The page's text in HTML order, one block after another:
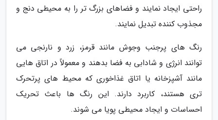
راحتی ایجاد نمایند و فضاهای بزرگ تر را به محیطی دنج و
مجذوب کننده تبدیل نمایند.
رنگ های پرجنب وجوش مانند قرمز، زرد و نارنجی می
توانند انرژی و شادابی به فضا بدهند و معمولاً در اتاق هایی
مانند آشپزخانه یا اتاق غذاخوری که محیط های پرتحرک
تری هستند، کاربرد دارند. این رنگ ها باعث تحریک
احساسات و ایجاد محیطی پویا می شوند.